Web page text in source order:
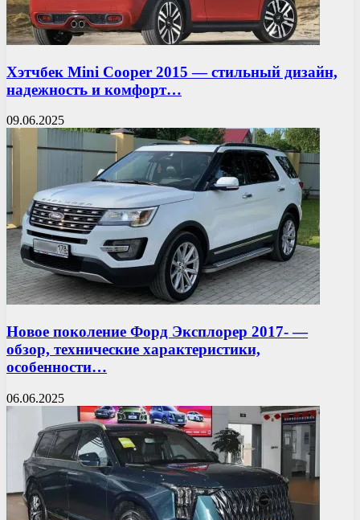
Хэтчбек Mini Cooper 2015 — стильный дизайн,
надежность и комфорт…
09.06.2025
Новое поколение Форд Эксплорер 2017- —
обзор, технические характеристики,
особенности…
06.06.2025